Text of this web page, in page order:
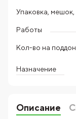
Упаковка, мешок,
Работы
Кол-во на
Назначение
Описание